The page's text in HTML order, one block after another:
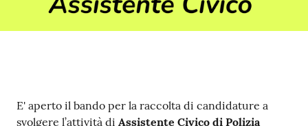
Contenuto
E' aperto il bando per la raccolta di candidature a
svolgere l’attività di Assistente Civico di Polizia